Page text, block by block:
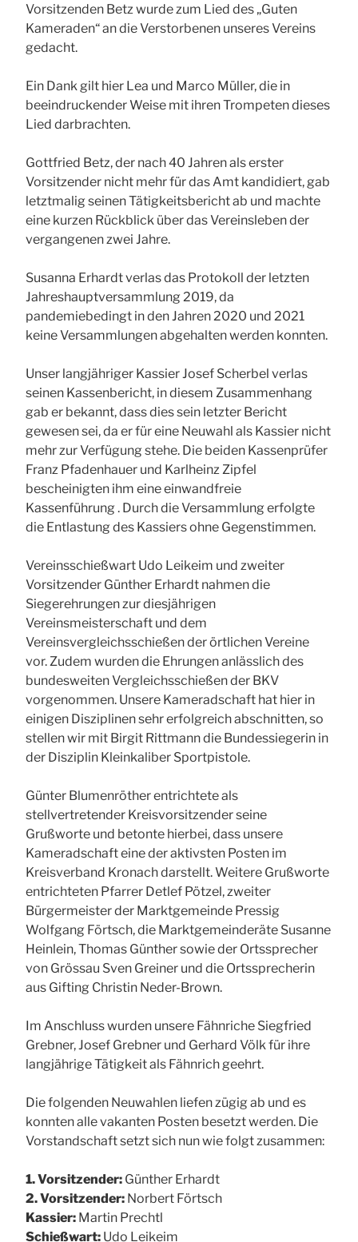
Vorsitzenden Betz wurde zum Lied des „Guten
Kameraden“ an die Verstorbenen unseres Vereins
gedacht.
Ein Dank gilt hier Lea und Marco Müller, die in
beeindruckender Weise mit ihren Trompeten dieses
Lied darbrachten.
Gottfried Betz, der nach 40 Jahren als erster
Vorsitzender nicht mehr für das Amt kandidiert, gab
letztmalig seinen Tätigkeitsbericht ab und machte
eine kurzen Rückblick über das Vereinsleben der
vergangenen zwei Jahre.
Susanna Erhardt verlas das Protokoll der letzten
Jahreshauptversammlung 2019, da
pandemiebedingt in den Jahren 2020 und 2021
keine Versammlungen abgehalten werden konnten.
Unser langjähriger Kassier Josef Scherbel verlas
seinen Kassenbericht, in diesem Zusammenhang
gab er bekannt, dass dies sein letzter Bericht
gewesen sei, da er für eine Neuwahl als Kassier nicht
mehr zur Verfügung stehe. Die beiden Kassenprüfer
Franz Pfadenhauer und Karlheinz Zipfel
bescheinigten ihm eine einwandfreie
Kassenführung . Durch die Versammlung erfolgte
die Entlastung des Kassiers ohne Gegenstimmen.
Vereinsschießwart Udo Leikeim und zweiter
Vorsitzender Günther Erhardt nahmen die
Siegerehrungen zur diesjährigen
Vereinsmeisterschaft und dem
Vereinsvergleichsschießen der örtlichen Vereine
vor. Zudem wurden die Ehrungen anlässlich des
bundesweiten Vergleichsschießen der BKV
vorgenommen. Unsere Kameradschaft hat hier in
einigen Disziplinen sehr erfolgreich abschnitten, so
stellen wir mit Birgit Rittmann die Bundessiegerin in
der Disziplin Kleinkaliber Sportpistole.
Günter Blumenröther entrichtete als
stellvertretender Kreisvorsitzender seine
Grußworte und betonte hierbei, dass unsere
Kameradschaft eine der aktivsten Posten im
Kreisverband Kronach darstellt. Weitere Grußworte
entrichteten Pfarrer Detlef Pötzel, zweiter
Bürgermeister der Marktgemeinde Pressig
Wolfgang Förtsch, die Marktgemeinderäte Susanne
Heinlein, Thomas Günther sowie der Ortssprecher
von Grössau Sven Greiner und die Ortssprecherin
aus Gifting Christin Neder-Brown.
Im Anschluss wurden unsere Fähnriche Siegfried
Grebner, Josef Grebner und Gerhard Völk für ihre
langjährige Tätigkeit als Fähnrich geehrt.
Die folgenden Neuwahlen liefen zügig ab und es
konnten alle vakanten Posten besetzt werden. Die
Vorstandschaft setzt sich nun wie folgt zusammen:
1. Vorsitzender: Günther Erhardt
2. Vorsitzender: Norbert Förtsch
Kassier: Martin Prechtl
Schießwart: Udo Leikeim